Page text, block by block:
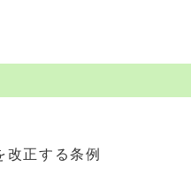
正する条例